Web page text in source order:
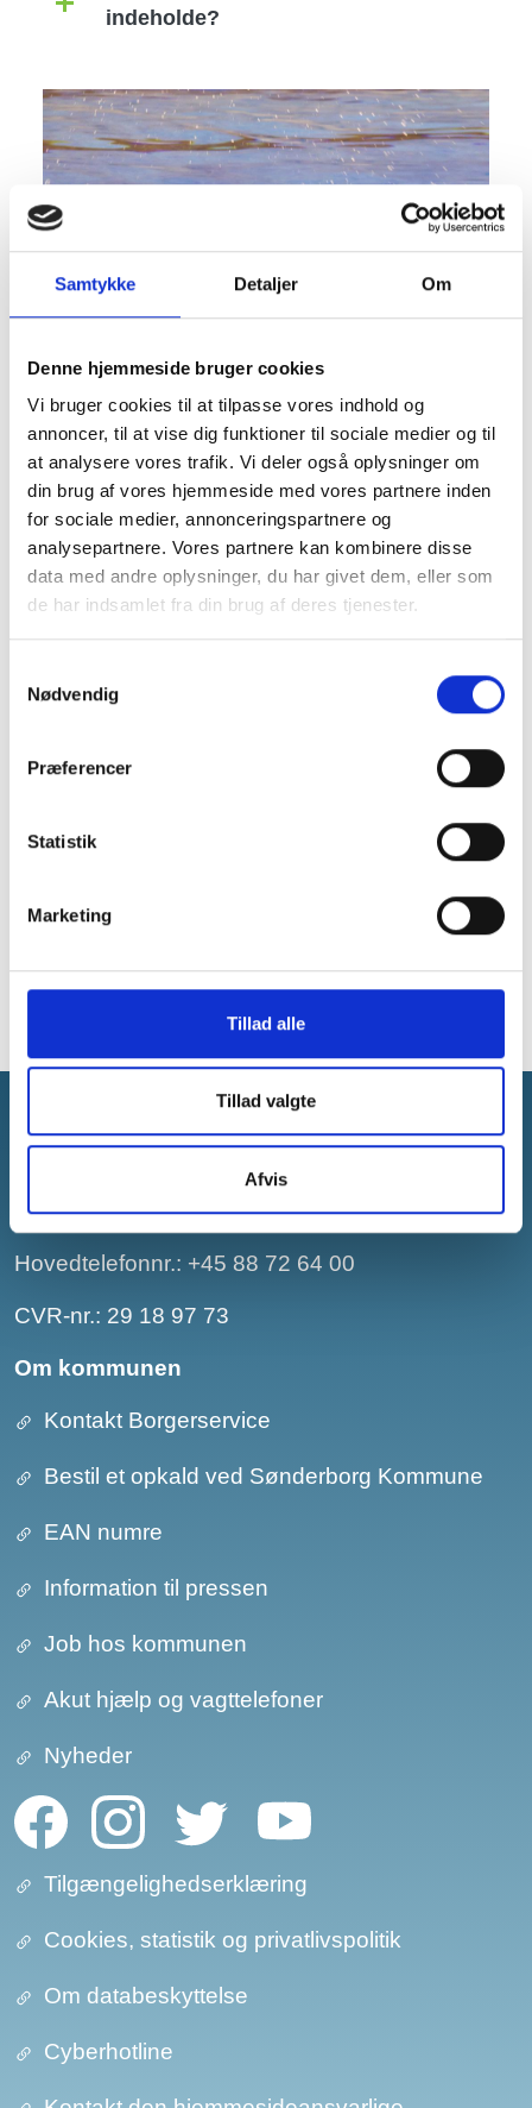
Samtykke Detaljer Om
Denne hjemmeside bruger cookies
Vi bruger cookies til at tilpasse vores indhold og
annoncer, til at vise dig funktioner til sociale medier og til
at analysere vores trafik. Vi deler også oplysninger om
din brug af vores hjemmeside med vores partnere inden
for sociale medier, annonceringspartnere og
analysepartnere. Vores partnere kan kombinere disse
data med andre oplysninger, du har givet dem, eller som
de har indsamlet fra din brug af deres tjenester.
Nødvendig
Præferencer
Statistik
Marketing
Tillad alle
Tillad valgte
Afvis
indeholde?
Image
Kontakt os
Kultur, Idræt og Fritid
6400 Sønderborg
Send sikker post som virksomhed
Sønderborg Kommune
E-mail:post@sonderborg.dk
Hovedtelefonnr.: +45 88 72 64 00
CVR-nr.: 29 18 97 73
Om kommunen
Kontakt Borgerservice
Bestil et opkald ved Sønderborg Kommune
EAN numre
Information til pressen
Job hos kommunen
Akut hjælp og vagttelefoner
Nyheder
Tilgængelighedserklæring
Cookies, statistik og privatlivspolitik
Om databeskyttelse​​
Cyberhotline